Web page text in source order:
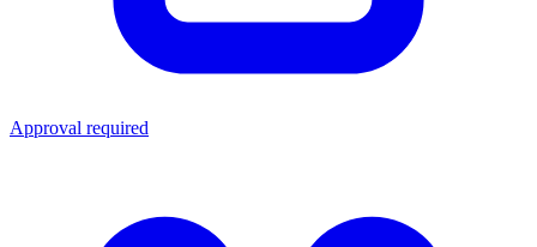
Approval required